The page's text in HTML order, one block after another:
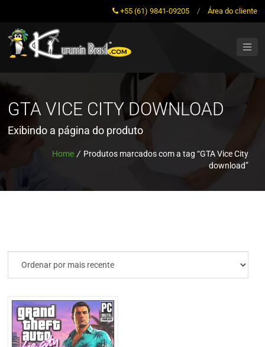
+55 (61) 9841-09205 / Área do cliente
GTA VICE CITY DOWNLOAD
Exibindo a página do produto
Home / Produtos marcados com a tag “GTA Vice City
download”